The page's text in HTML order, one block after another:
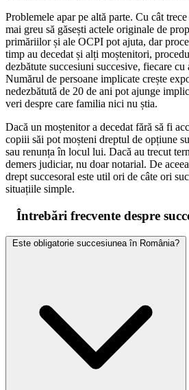
Problemele apar pe altă parte. Cu cât
mai greu să găsești actele originale de
primăriilor și ale OCPI pot ajuta, dar
timp au decedat și alți moștenitori,
dezbătute succesiuni succesive, fiecare
Numărul de persoane implicate crește
nedezbătută de 20 de ani pot ajunge
veri despre care familia nici nu știa.
Dacă un moștenitor a decedat fără să fi
copiii săi pot moșteni dreptul de opțiune
sau renunța în locul lui. Dacă au trecut
demers judiciar, nu doar notarial. De
drept succesoral este util ori de câte ori
situațiile simple.
Întrebări frecvente despre
Este obligatorie succesiunea în România?